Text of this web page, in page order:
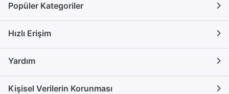
Popüler Kategoriler
Hızlı Erişim
Yardım
Kişisel Verilerin Korunması